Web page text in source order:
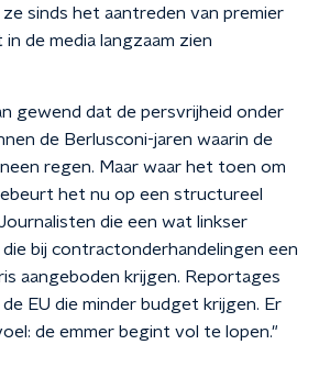
sinds het aantreden van premier
in de media langzaam zien
gewend dat de persvrijheid onder
de Berlusconi-jaren waarin de
regen. Maar waar het toen om
het nu op een structureel
die een wat linkser
bij contractonderhandelingen een
aangeboden krijgen. Reportages
EU die minder budget krijgen. Er
de emmer begint vol te lopen."